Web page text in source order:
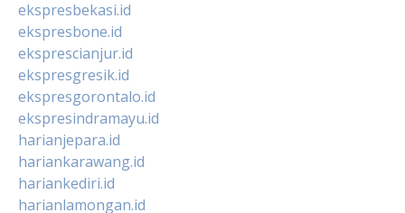
ekspresbekasi.id
ekspresbone.id
eksprescianjur.id
ekspresgresik.id
ekspresgorontalo.id
ekspresindramayu.id
harianjepara.id
hariankarawang.id
hariankediri.id
harianlamongan.id